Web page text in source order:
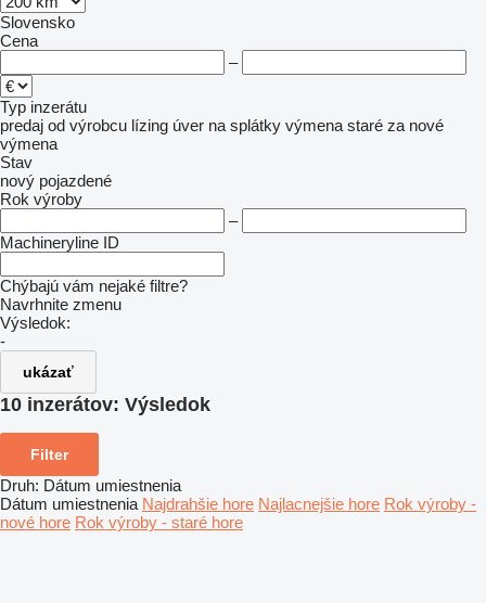
Slovensko
Cena
–
Typ inzerátu
predaj od výrobcu lízing úver na splátky výmena staré za nové
výmena
Stav
nový pojazdené
Rok výroby
–
Machineryline ID
Chýbajú vám nejaké filtre?
Navrhnite zmenu
Výsledok:
-
ukázať
10 inzerátov: Výsledok
Filter
Druh: Dátum umiestnenia
Dátum umiestnenia Najdrahšie hore Najlacnejšie hore Rok výroby -
nové hore Rok výroby - staré hore